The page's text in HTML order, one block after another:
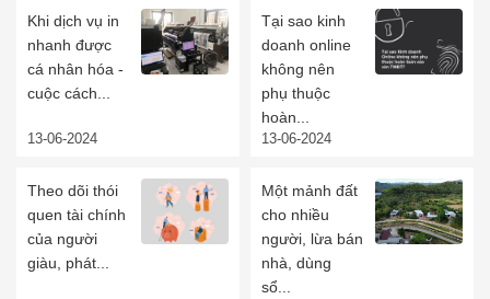
Khi dịch vụ in
nhanh được
cá nhân hóa -
cuộc cách...
13-06-2024
Tại sao kinh
doanh online
không nên
phụ thuộc
hoàn...
13-06-2024
Theo dõi thói
quen tài chính
của người
giàu, phát...
Một mảnh đất
cho nhiều
người, lừa bán
nhà, dùng
sổ...